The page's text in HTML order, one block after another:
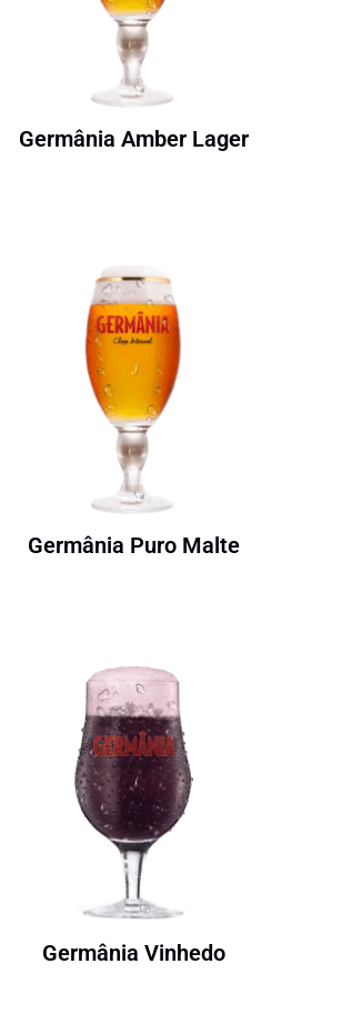
Germânia Amber Lager
Germânia Puro Malte
Germânia Vinhedo